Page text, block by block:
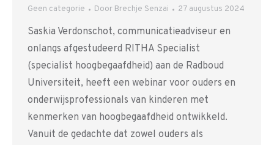
Geen categorie Door Brechje Senzai 27 augustus 2024
Saskia Verdonschot, communicatieadviseur en
onlangs afgestudeerd RITHA Specialist
(specialist hoogbegaafdheid) aan de Radboud
Universiteit, heeft een webinar voor ouders en
onderwijsprofessionals van kinderen met
kenmerken van hoogbegaafdheid ontwikkeld.
Vanuit de gedachte dat zowel ouders als